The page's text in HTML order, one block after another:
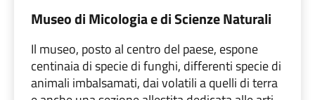
Museo di Micologia e di Scienze Naturali
Il museo, posto al centro del paese, espone
centinaia di specie di funghi, differenti specie di
animali imbalsamati, dai volatili a quelli di terra